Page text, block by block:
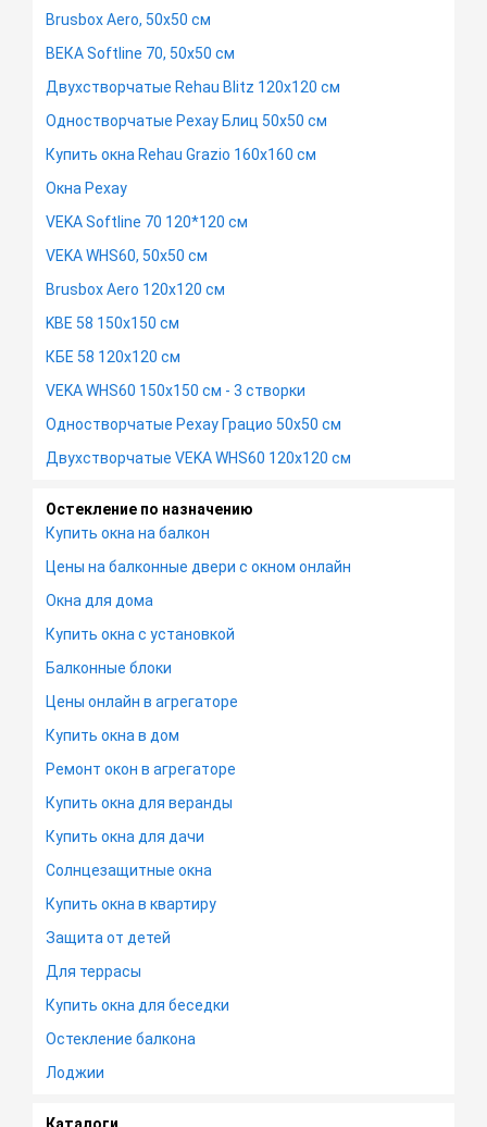
Brusbox Aero, 50х50 см
ВЕКА Softline 70, 50х50 см
Двухстворчатые Rehau Blitz 120х120 см
Одностворчатые Рехау Блиц 50х50 см
Купить окна Rehau Grazio 160х160 см
Окна Рехау
VEKA Softline 70 120*120 см
VEKA WHS60, 50х50 см
Brusbox Aero 120х120 см
KBE 58 150х150 см
КБЕ 58 120х120 см
VEKA WHS60 150х150 см - 3 створки
Одностворчатые Рехау Грацио 50х50 см
Двухстворчатые VEKA WHS60 120х120 см
Остекление по назначению
Купить окна на балкон
Цены на балконные двери с окном онлайн
Окна для дома
Купить окна с установкой
Балконные блоки
Цены онлайн в агрегаторе
Купить окна в дом
Ремонт окон в агрегаторе
Купить окна для веранды
Купить окна для дачи
Солнцезащитные окна
Купить окна в квартиру
Защита от детей
Для террасы
Купить окна для беседки
Остекление балкона
Лоджии
Каталоги